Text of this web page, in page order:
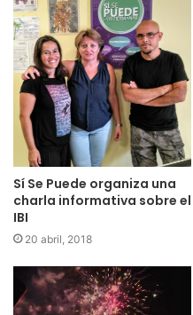
Sí Se Puede organiza una
charla informativa sobre el
IBI
20 abril, 2018